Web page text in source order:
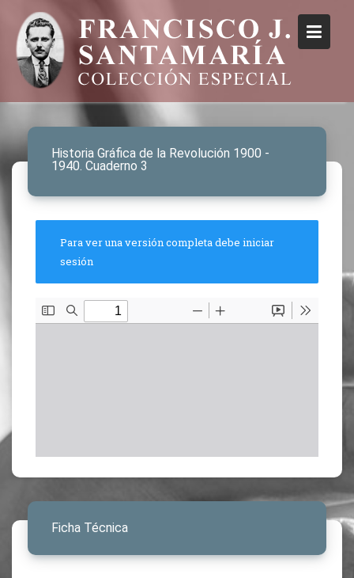
Historia Gráfica de la Revolución 1900 -
1940. Cuaderno 3
Para ver una versión completa debe iniciar
sesión
Ficha Técnica